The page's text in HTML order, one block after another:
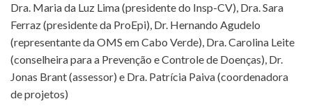
Dra. Maria da Luz Lima (presidente do Insp-CV), Dra. Sara
Ferraz (presidente da ProEpi), Dr. Hernando Agudelo
(representante da OMS em Cabo Verde), Dra. Carolina Leite
(conselheira para a Prevenção e Controle de Doenças), Dr.
Jonas Brant (assessor) e Dra. Patrícia Paiva (coordenadora
de projetos)